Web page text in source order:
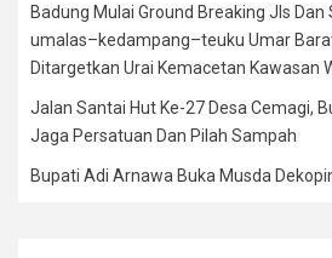
Badung Mulai Ground Breaking Jls
umalas–kedampang–teuku Umar
Ditargetkan Urai Kemacetan Kawasan
Jalan Santai Hut Ke-27 Desa Cemagi,
Jaga Persatuan Dan Pilah Sampah
Bupati Adi Arnawa Buka Musda